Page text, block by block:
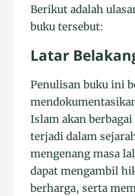
Berikut adalah
buku tersebut:
Latar
Penulisan buku ini
Islam akan
terjadi dalam
mengenang masa
dapat mengambil
berharga, serta